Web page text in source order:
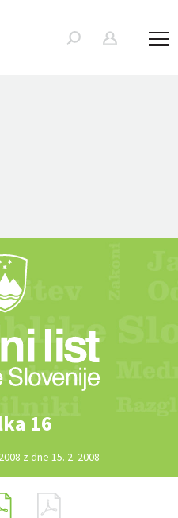
16
z dne 15. 2. 2008